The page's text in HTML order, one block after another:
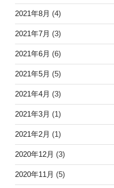
2021年8月 (4)
2021年7月 (3)
2021年6月 (6)
2021年5月 (5)
2021年4月 (3)
2021年3月 (1)
2021年2月 (1)
2020年12月 (3)
2020年11月 (5)